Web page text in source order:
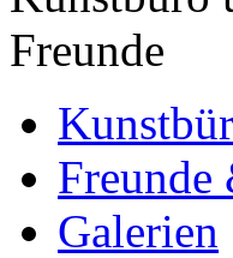
Freunde
Galerien